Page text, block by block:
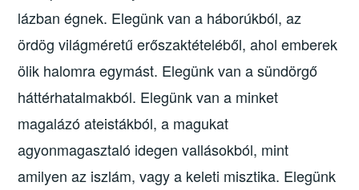
lázban égnek. Elegünk van a háborúkból, az
ördög világméretű erőszaktételéből, ahol emberek
ölik halomra egymást. Elegünk van a sündörgő
háttérhatalmakból. Elegünk van a minket
magalázó ateistákból, a magukat
agyonmagasztaló idegen vallásokból, mint
amilyen az iszlám, vagy a keleti misztika. Elegünk